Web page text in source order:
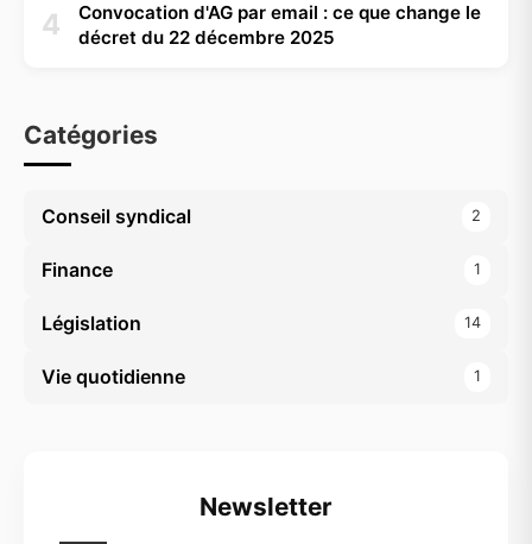
4
Convocation d'AG par email : ce que change le
décret du 22 décembre 2025
Catégories
Conseil syndical 2
Finance 1
Législation 14
Vie quotidienne 1
Newsletter